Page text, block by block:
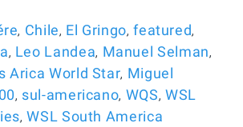
, Chile, El Gringo,featured,
, Leo Landea, Manuel Selman,
Arica World Star, Miguel
, sul-americano, WQS, WSL
,WSL South America